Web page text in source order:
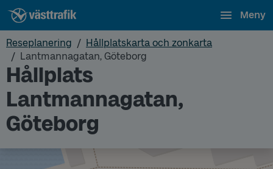
Meny
Reseplanering
Hållplatskarta och zonkarta
Lantmannagatan, Göteborg
Hållplats
Lantmannagatan,
Göteborg